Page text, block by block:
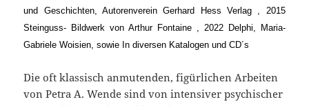
und Geschichten, Autorenverein Gerhard Hess Verlag , 2015
Steinguss- Bildwerk von Arthur Fontaine , 2022 Delphi, Maria-
Gabriele Woisien, sowie In diversen Katalogen und CD´s
Die oft klassisch anmutenden, figürlichen Arbeiten
von Petra A. Wende sind von intensiver psychischer